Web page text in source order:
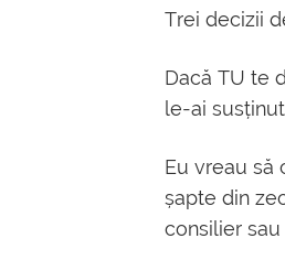
Trei decizii
Dacă TU te
le-ai
Eu vreau să
șapte din
consilier